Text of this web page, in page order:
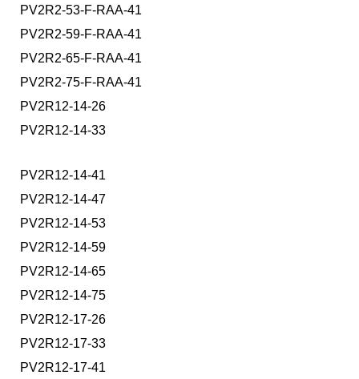
PV2R2-53-F-RAA-41
PV2R2-59-F-RAA-41
PV2R2-65-F-RAA-41
PV2R2-75-F-RAA-41
PV2R12-14-26
PV2R12-14-33
PV2R12-14-41
PV2R12-14-47
PV2R12-14-53
PV2R12-14-59
PV2R12-14-65
PV2R12-14-75
PV2R12-17-26
PV2R12-17-33
PV2R12-17-41